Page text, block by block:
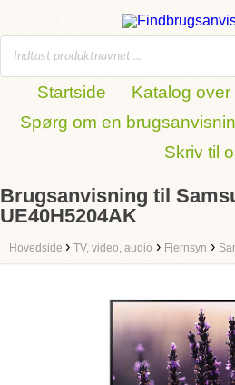
Startside
Katalog
Spørg om en
Skriv til
Brugsanvisning til
UE40H5204AK
Hovedside › TV, video, audio › Fjernsyn ›